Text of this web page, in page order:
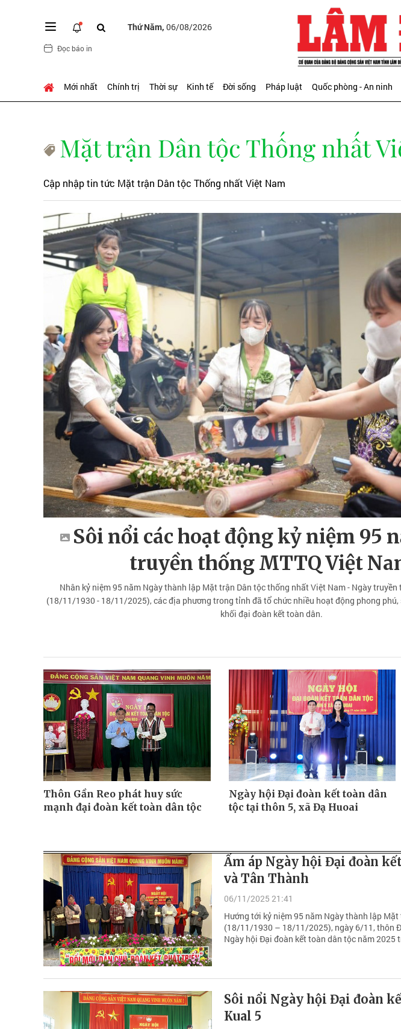
Thứ Năm, 06/08/2026
Đọc báo in
Mới nhất Chính trị Thời sự Kinh tế Đời sống Pháp luật Quốc phòng - An ninh
Mặt trận Dân tộc Thống nhất
Cập nhập tin tức Mặt trận Dân tộc Thống nhất Việt Nam
Sôi nổi các hoạt động kỷ niệm 95
truyền thống MTTQ Việt
Nhân kỷ niệm 95 năm Ngày thành lập Mặt trận Dân tộc thống nhất Việt Nam - Ngày truyền
(18/11/1930 - 18/11/2025), các địa phương trong tỉnh đã tổ chức nhiều hoạt động phong phú,
khối đại đoàn kết toàn dân.
Thôn Gần Reo phát huy sức
mạnh đại đoàn kết toàn dân tộc
Ngày hội Đại đoàn kết toàn dân
tộc tại thôn 5, xã Đạ Huoai
Ấm áp Ngày hội Đại đoàn
và Tân Thành
06/11/2025 21:41
Hướng tới kỷ niệm 95 năm Ngày thành lập
(18/11/1930 – 18/11/2025), ngày 6/11, thôn
Ngày hội Đại đoàn kết toàn dân tộc năm 2025
Sôi nổi Ngày hội Đại đoàn
Kual 5